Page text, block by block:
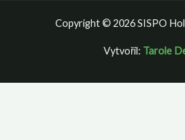
Copyright © 2026 SISPO
Vytvořil: Tarole